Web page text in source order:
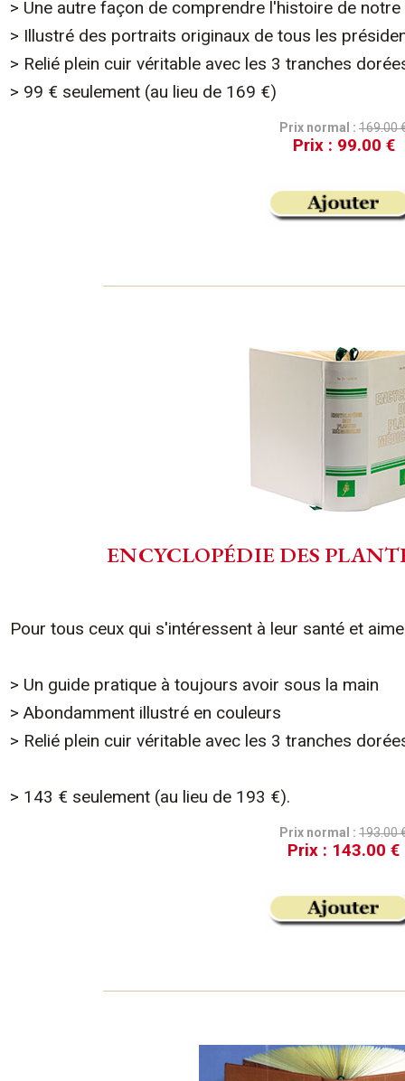
> Une autre façon de comprendre l'histoire de
> Illustré des portraits originaux de tous les
> Relié plein cuir véritable avec les 3 tranches
> 99 € seulement (au lieu de 169 €)
Prix normal : 169.00
Prix : 99.00 €
ENCYCLOPÉDIE DES
Pour tous ceux qui s'intéressent à leur santé et
> Un guide pratique à toujours avoir sous la main
> Abondamment illustré en couleurs
> Relié plein cuir véritable avec les 3 tranches
> 143 € seulement (au lieu de 193 €).
Prix normal : 193.00
Prix : 143.00 €